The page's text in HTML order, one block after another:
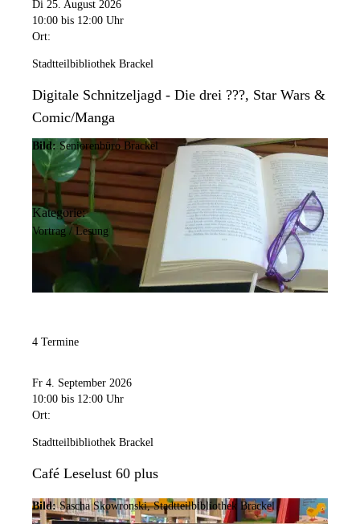
Di 25. August 2026
10:00 bis 12:00 Uhr
Ort:
Stadtteilbibliothek Brackel
Digitale Schnitzeljagd - Die drei ???, Star Wars &
Comic/Manga
Bild: Seniorenbüro Brackel
Kategorie:
Vortrag / Lesung
4 Termine
Fr 4. September 2026
10:00 bis 12:00 Uhr
Ort:
Stadtteilbibliothek Brackel
Café Leselust 60 plus
Bild: Sascha Skowronski, Stadtteilbibliothek Brackel